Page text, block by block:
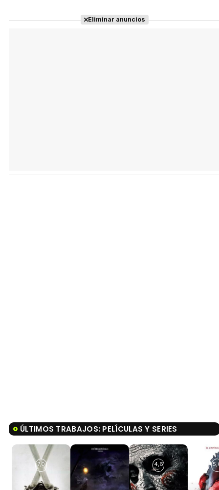
Eliminar anuncios
ÚLTIMOS TRABAJOS: PELÍCULAS Y SERIES
7,0 4,6